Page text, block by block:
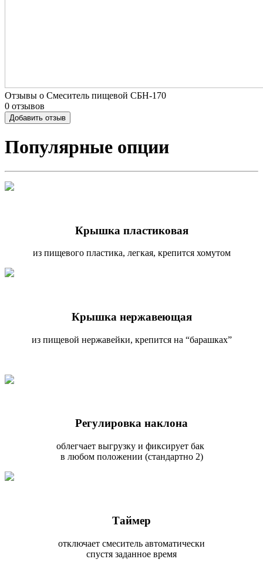
Отзывы о Смеситель пищевой СБН-170
0 отзывов
Добавить отзыв
Популярные опции
Крышка пластиковая
из пищевого пластика, легкая, крепится хомутом
Крышка нержавеющая
из пищевой нержавейки, крепится на “барашках”
Регулировка наклона
облегчает выгрузку и фиксирует бак
в любом положении (стандартно 2)
Таймер
отключает смеситель автоматически
спустя заданное время